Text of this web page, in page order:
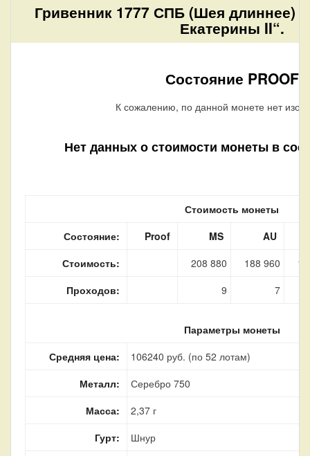
Гривенник 1777 СПБ (Шея длиннее)
Екатерины II“.
Состояние PROOF
К сожалению, по данной монете нет
Нет данных о стоимости монеты в
Стоимость монеты
Состояние:
Proof MS
AU
Стоимость:
208 880 188 960
Проходов:
9 7
Параметры монеты
Средняя цена:
106240 руб. (по 52 лотам)
Металл:
Серебро 750
Масса:
2,37 г
Гурт:
Шнур